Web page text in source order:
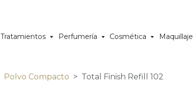
Tratamientos Perfumería Cosmética Maquillaje
Polvo Compacto Total Finish Refill 102